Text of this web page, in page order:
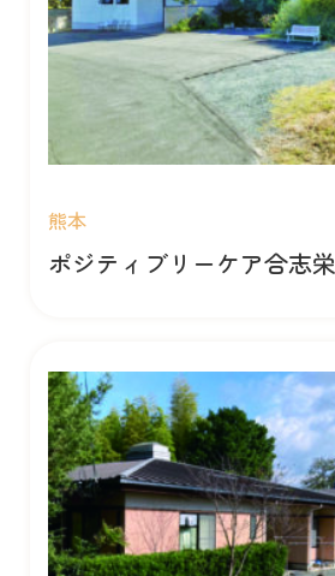
熊本
ポジティブリーケア合志栄